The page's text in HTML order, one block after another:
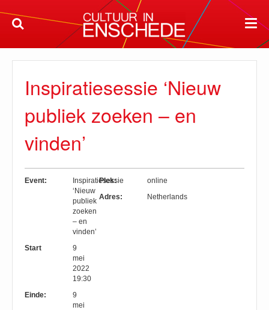
Inspiratiesessie ‘Nieuw
publiek zoeken – en
vinden’
Event:
Inspiratiesessie
‘Nieuw
publiek
zoeken
– en
vinden’
Start
9
mei
2022
19:30
Einde:
9
mei
Plek:
online
Adres:
Netherlands